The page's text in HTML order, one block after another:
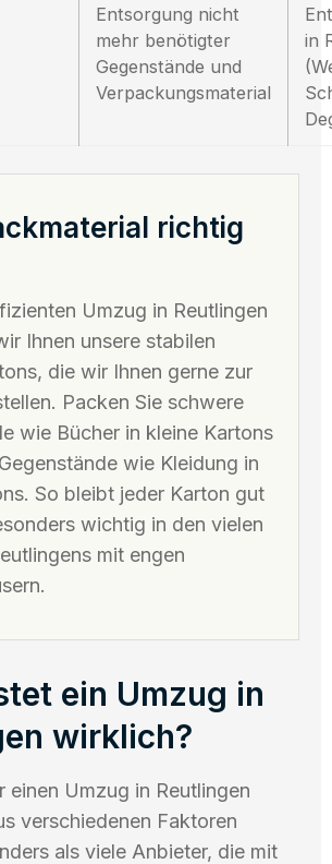
Entsorgung nicht
mehr benötigter
Gegenstände und
Verpackungsmaterial
in
richtig
Umzug in Reutlingen
Ihnen unsere stabilen
die wir Ihnen gerne zur
Packen Sie schwere
wie Bücher in kleine Kartons
wie Kleidung in
So bleibt jeder Karton gut
wichtig in den vielen
mit engen
ein Umzug in
wirklich?
einen Umzug in Reutlingen
verschiedenen Faktoren
als viele Anbieter, die mit